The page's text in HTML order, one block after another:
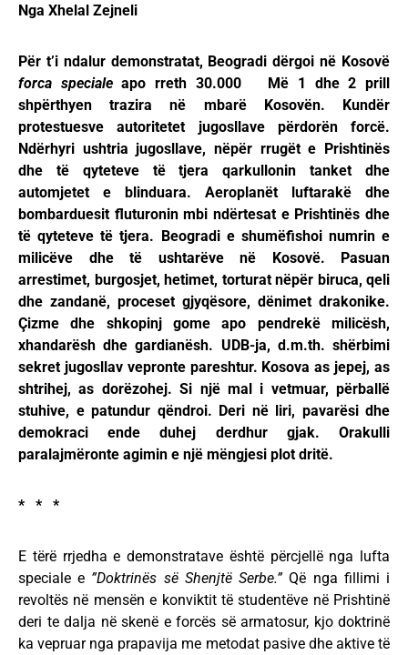
Nga Xhelal Zejneli
Për t’i ndalur demonstratat, Beogradi dërgoi në Kosovë
forca specialeapo rreth 30.000 Më 1 dhe 2 prill
shpërthyen trazira në mbarë Kosovën. Kundër
protestuesve autoritetet jugosllave përdorën forcë.
Ndërhyri ushtria jugosllave, nëpër rrugët e Prishtinës
dhe të qyteteve të tjera qarkullonin tanket dhe
automjetet e blinduara. Aeroplanët luftarakë dhe
bombarduesit fluturonin mbi ndërtesat e Prishtinës dhe
të qyteteve të tjera. Beogradi e shumëfishoi numrin e
milicëve dhe të ushtarëve në Kosovë. Pasuan
arrestimet, burgosjet, hetimet, torturat nëpër biruca, qeli
dhe zandanë, proceset gjyqësore, dënimet drakonike.
Çizme dhe shkopinj gome apo pendrekë milicësh,
xhandarësh dhe gardianësh. UDB-ja, d.m.th. shërbimi
sekret jugosllav vepronte pareshtur. Kosova as jepej, as
shtrihej, as dorëzohej. Si një mal i vetmuar, përballë
stuhive, e patundur qëndroi. Deri në liri, pavarësi dhe
demokraci ende duhej derdhur gjak. Orakulli
paralajmëronte agimin e një mëngjesi plot dritë.
* * *
E tërë rrjedha e demonstratave është përcjellë nga lufta
speciale e ”Doktrinës së Shenjtë Serbe.”Që nga fillimi i
revoltës në mensën e konviktit të studentëve në Prishtinë
deri te dalja në skenë e forcës së armatosur, kjo doktrinë
ka vepruar nga prapavija me metodat pasive dhe aktive të